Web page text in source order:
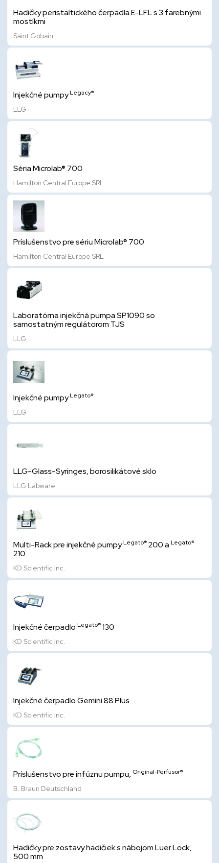
Hadičky peristaltického čerpadla E-LFL s 3 farebnými
mostíkmi
Saint Gobain
Injekčné pumpyLegacy®
LLG
Séria Microlab® 700
Hamilton Central Europe SRL
Príslušenstvo pre sériu Microlab® 700
Hamilton Central Europe SRL
Laboratórna injekčná pumpa SP1090 so
samostatným regulátorom TJS
LLG
Injekčné pumpyLegato®
LLG
LLG-Glass-Syringes, borosilikátové sklo
LLG Labware
Multi-Rack pre injekčné pumpyLegato® 200 a Legato®
210
KD Scientific Inc.
Injekčné čerpadlo Legato®130
KD Scientific Inc.
Injekčné čerpadlo Gemini 88 Plus
KD Scientific Inc.
Príslušenstvo pre infúznu pumpu, Original-Perfusor®
B. Braun Deutschland
Hadičky pre zostavy hadičiek s nábojom Luer Lock,
500 mm